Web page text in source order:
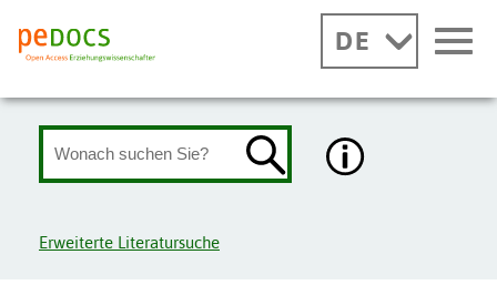
DE
Erweiterte Literatursuche